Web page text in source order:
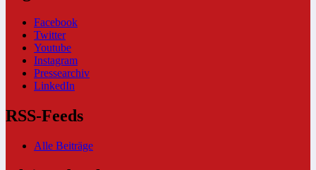
Facebook
Twitter
Youtube
Instagram
Pressearchiv
LinkedIn
RSS-Feeds
Alle Beiträge